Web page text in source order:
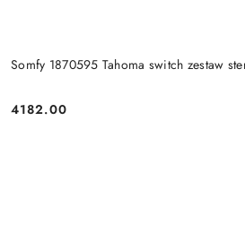
Somfy 1870595 Tahoma switch zestaw
Cena:
4182.00